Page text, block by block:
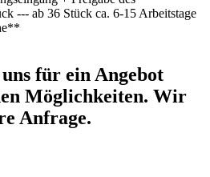
--- ab 36 Stück ca. 6-15 Arbeitstage
uns für ein Angebot
Möglichkeiten. Wir
Anfrage.